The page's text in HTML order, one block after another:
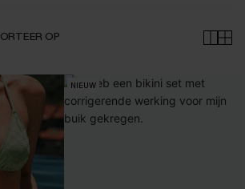
OP
NIEUW